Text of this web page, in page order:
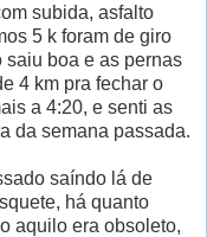
subida, asfalto
5 k foram de giro
saiu boa e as pernas
4 km pra fechar o
a 4:20, e senti as
da semana passada.
saíndo lá de
há quanto
aquilo era obsoleto,